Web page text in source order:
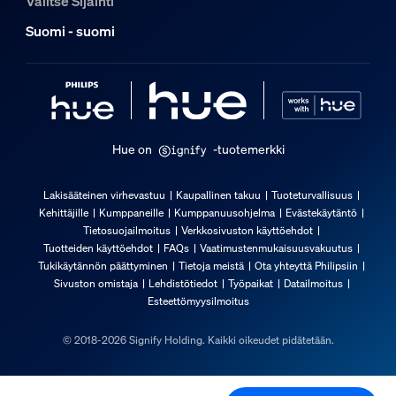
Laajennettava
220V-240V
Pituus
Valonauhat
Pakkauksen mitat ja paino
EAN/UPC – tuote
Suomi - suomi
Hue on -tuotemerkki
Lakisääteinen virhevastuu Kaupallinen takuu
Tuoteturvallisuus
Kehittäjille
Kumppaneille Kumppanuusohjelma
Evästekäytäntö
Tietosuojailmoitus
Verkkosivuston käyttöehdot
Tuotteiden käyttöehdot
FAQs
Vaatimustenmukaisuusvakuutus
Tukikäytännön päättyminen
Tietoja meistä
Ota yhteyttä Philipsiin
Sivuston omistaja
Lehdistötiedot Työpaikat
Datailmoitus
Esteettömyysilmoitus
© 2018-2026 Signify Holding. Kaikki oikeudet pidätetään.